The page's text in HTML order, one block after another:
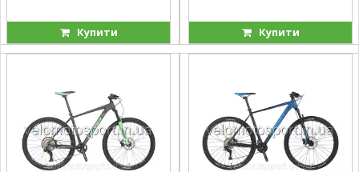
Купити Купити